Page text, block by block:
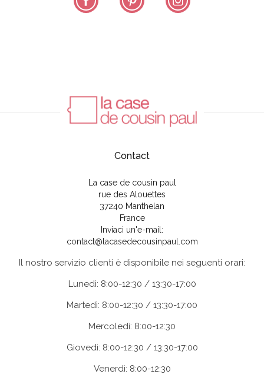
Contact
La case de cousin paul
rue des Alouettes
37240 Manthelan
France
Inviaci un'e-mail:
contact@lacasedecousinpaul.com
Il nostro servizio clienti è disponibile nei seguenti orari:
Lunedì: 8:00-12:30 / 13:30-17:00
Martedì: 8:00-12:30 / 13:30-17:00
Mercoledì: 8:00-12:30
Giovedì: 8:00-12:30 / 13:30-17:00
Venerdì: 8:00-12:30